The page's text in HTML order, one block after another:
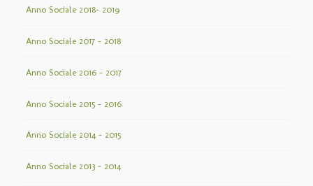
Anno Sociale 2018– 2019
Anno Sociale 2017 – 2018
Anno Sociale 2016 – 2017
Anno Sociale 2015 – 2016
Anno Sociale 2014 – 2015
Anno Sociale 2013 – 2014